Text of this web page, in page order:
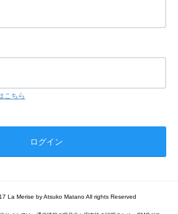
こちら
La Merise by Atsuko Matano All rights Reserved